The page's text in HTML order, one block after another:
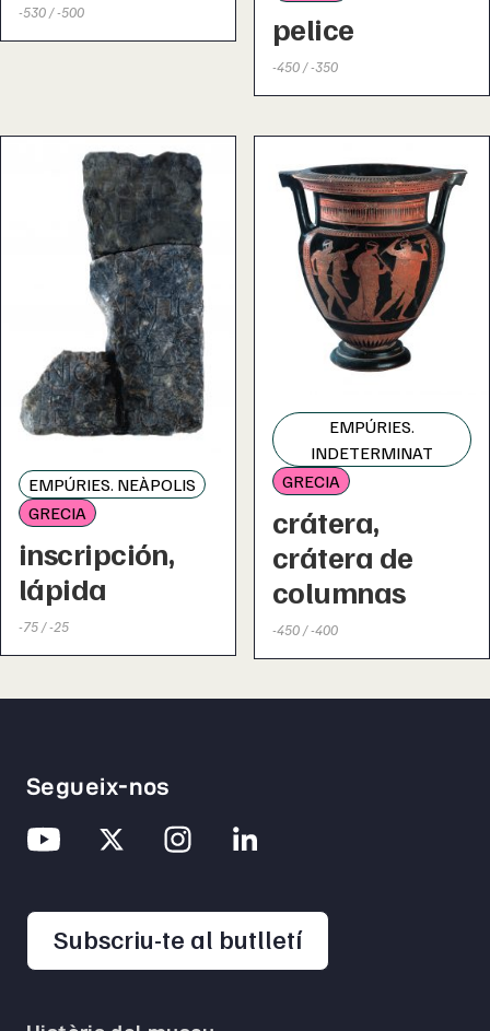
-530 / -500 pelice
-450 / -350
EMPÚRIES. NEÀPOLIS
GRECIA
inscripción,
lápida
-75 / -25
EMPÚRIES.
INDETERMINAT
GRECIA
crátera,
crátera de
columnas
-450 / -400
Segueix-nos
Subscriu-te al butlletíopens in a new